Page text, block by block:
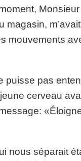
magasin,
mouvements
puisse pas
cerveau
nous séparait